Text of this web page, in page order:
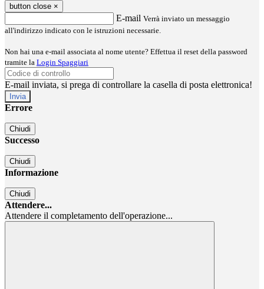
button close ×
E-mail Verrà inviato un messaggio
all'indirizzo indicato con le istruzioni necessarie.
Non hai una e-mail associata al nome utente? Effettua il reset della password
tramite la Login Spaggiari
E-mail inviata, si prega di controllare la casella di posta elettronica!
Errore
Chiudi
Successo
Chiudi
Informazione
Chiudi
Attendere...
Attendere il completamento dell'operazione...